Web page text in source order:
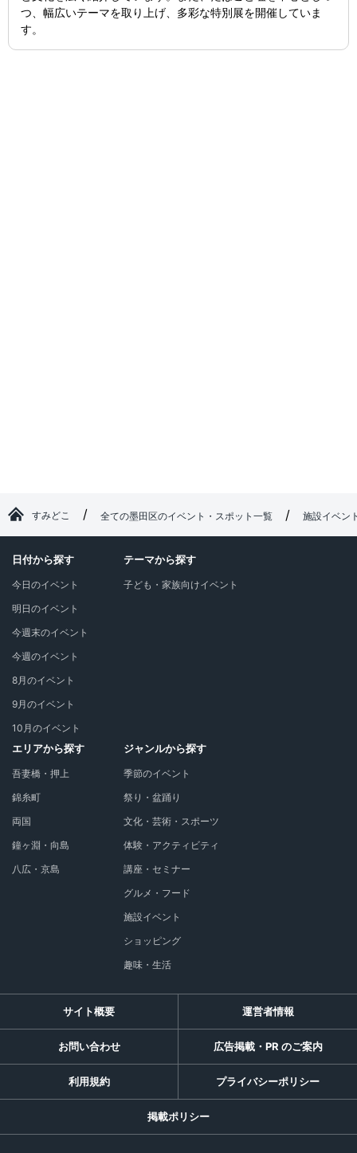
つ、幅広いテーマを取り上げ、多彩な特別展を開催していま
す。
すみどこ 全ての墨田区のイベント・スポット一覧 施設イベン
日付から探す
今日のイベント
明日のイベント
今週末のイベント
今週のイベント
8月のイベント
9月のイベント
10月のイベント
テーマから探す
子ども・家族向けイベント
エリアから探す
吾妻橋・押上
錦糸町
両国
鐘ヶ淵・向島
八広・京島
ジャンルから探す
季節のイベント
祭り・盆踊り
文化・芸術・スポーツ
体験・アクティビティ
講座・セミナー
グルメ・フード
施設イベント
ショッピング
趣味・生活
サイト概要 運営者情報
お問い合わせ 広告掲載・PR のご案内
利用規約 プライバシーポリシー
掲載ポリシー